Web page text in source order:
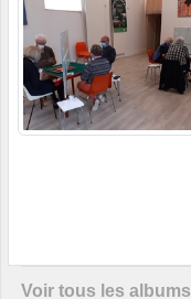
Voir tous les albums